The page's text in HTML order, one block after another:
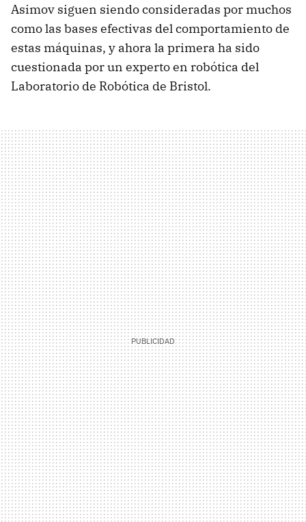
Asimov siguen siendo consideradas por muchos
como las bases efectivas del comportamiento de
estas máquinas, y ahora la primera ha sido
cuestionada por un experto en robótica del
Laboratorio de Robótica de Bristol.